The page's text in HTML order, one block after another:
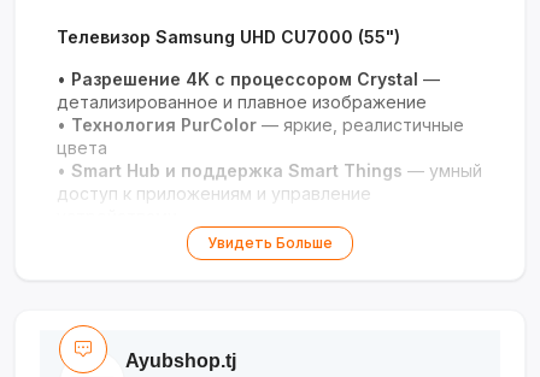
Телевизор Samsung UHD CU7000 (55")
• Разрешение 4K с процессором Crystal —
детализированное и плавное изображение
• Технология PurColor — яркие, реалистичные
цвета
• Smart Hub и поддержка Smart Things — умный
доступ к приложениям и управление
Диагональ 55 дюймов — оптимальный размер
для гостиной и домашнего кинотеатра
Увидеть Больше
Ayubshop.tj